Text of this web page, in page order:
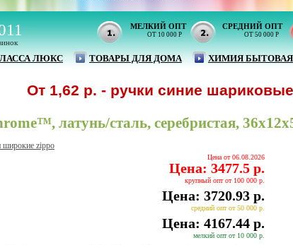
МЕЛКИЙ ОПТ
ОТ 10 000 Р
СРЕДНИЙ ОПТ
ОТ 50 000 Р
ЛЮКС ТОВАРЫ ДЛЯ ДОМА ХИМИЯ БЫТОВАЯ
1,62 р. - ручки синие шариковые
латунь/сталь, серебристая,
шиpокие zippo
Цена от 06.08.2026
Цена: 3477.5 р.
крупный опт от 100 000 р.
Цена: 3720.93 р.
средний опт от 50 000 р.
Цена: 4167.44 р.
мелкий опт от 10 000 р.